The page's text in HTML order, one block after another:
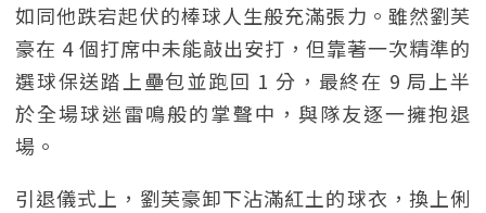
如同他跌宕起伏的棒球人生般充滿張力。雖然劉芙
豪在 4 個打席中未能敲出安打，但靠著一次精準的
選球保送踏上壘包並跑回 1 分，最終在 9 局上半
於全場球迷雷鳴般的掌聲中，與隊友逐一擁抱退
場。
引退儀式上，劉芙豪卸下沾滿紅土的球衣，換上俐